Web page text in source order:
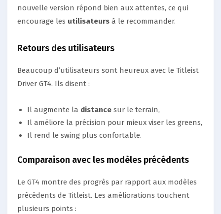
nouvelle version répond bien aux attentes, ce qui
encourage les utilisateurs à le recommander.
Retours des utilisateurs
Beaucoup d’utilisateurs sont heureux avec le Titleist
Driver GT4. Ils disent :
Il augmente la distance sur le terrain,
Il améliore la précision pour mieux viser les greens,
Il rend le swing plus confortable.
Comparaison avec les modèles précédents
Le GT4 montre des progrès par rapport aux modèles
précédents de Titleist. Les améliorations touchent
plusieurs points :